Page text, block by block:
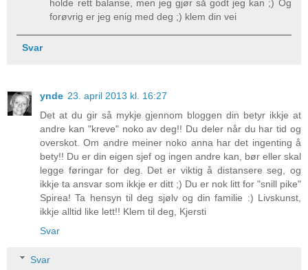
holde rett balanse, men jeg gjør så godt jeg kan ;) Og
forøvrig er jeg enig med deg ;) klem din vei
Svar
ynde 23. april 2013 kl. 16:27
Det at du gir så mykje gjennom bloggen din betyr ikkje at
andre kan "kreve" noko av deg!! Du deler når du har tid og
overskot. Om andre meiner noko anna har det ingenting å
bety!! Du er din eigen sjef og ingen andre kan, bør eller skal
legge føringar for deg. Det er viktig å distansere seg, og
ikkje ta ansvar som ikkje er ditt ;) Du er nok litt for "snill pike"
Spirea! Ta hensyn til deg sjølv og din familie :) Livskunst,
ikkje alltid like lett!! Klem til deg, Kjersti
Svar
Svar